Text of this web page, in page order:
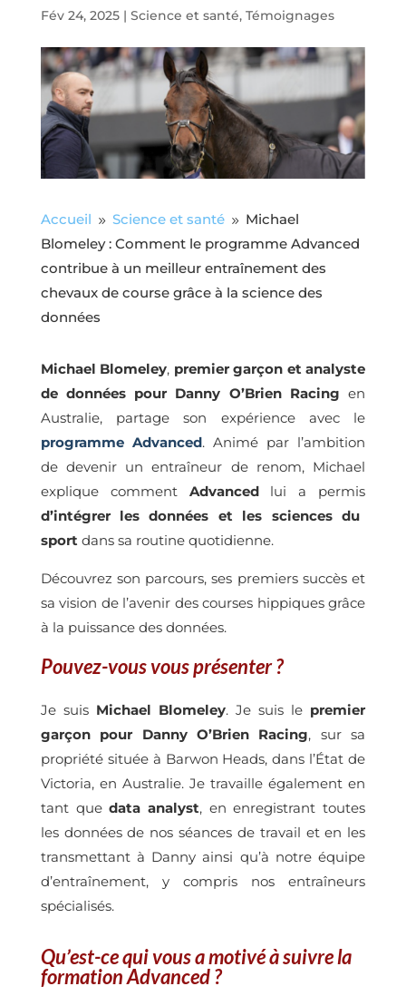
Fév 24, 2025| Science et santé, Témoignages
Accueil 9 Science et santé 9 Michael
Blomeley : Comment le programme Advanced
contribue à un meilleur entraînement des
chevaux de course grâce à la science des
données
Michael Blomeley, premier garçon et analyste
de données pour Danny O’Brien Racing en
Australie, partage son expérience avec le
programme Advanced. Animé par l’ambition
de devenir un entraîneur de renom, Michael
explique comment Advancedlui a permis
d’intégrer les données et les sciences du
sportdans sa routine quotidienne.
Découvrez son parcours, ses premiers succès et
sa vision de l’avenir des courses hippiques grâce
à la puissance des données.
Pouvez-vous vous présenter ?
Je suis Michael Blomeley. Je suis le premier
garçon pour Danny O’Brien Racing, sur sa
propriété située à Barwon Heads, dans l’État de
Victoria, en Australie. Je travaille également en
tant quedata analyst, en enregistrant toutes
les données de nos séances de travail et en les
transmettant à Danny ainsi qu’à notre équipe
d’entraînement, y compris nos entraîneurs
spécialisés.
Qu’est-ce qui vous a motivé à suivre la
formation Advanced ?